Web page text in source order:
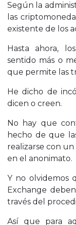
Según la
las
existente de los
Hasta ahora,
sentido más o
que permite las
He dicho de
dicen o creen.
No hay que
hecho de que
realizarse con
en el anonimato.
Y no olvidemos
Exchange
través del
Así que para